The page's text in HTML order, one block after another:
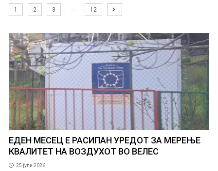
1 2 3 12
ЕДЕН МЕСЕЦ Е РАСИПАН УРЕДОТ ЗА МЕРЕЊЕ
КВАЛИТЕТ НА ВОЗДУХОТ ВО ВЕЛЕС
25 јули 2026